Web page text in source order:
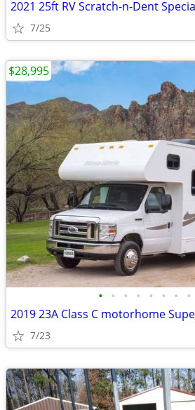
2021 25ft RV Scratch-n-Dent
7/25
• • • • • • • •
2019 23A Class C motorhome
7/23
$28,995